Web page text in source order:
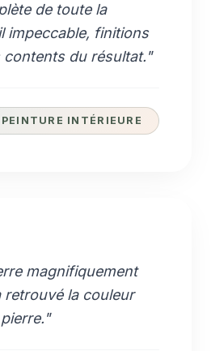
de toute la
impeccable, finitions
contents du résultat."
PEINTURE INTÉRIEURE
magnifiquement
retrouvé la couleur
"